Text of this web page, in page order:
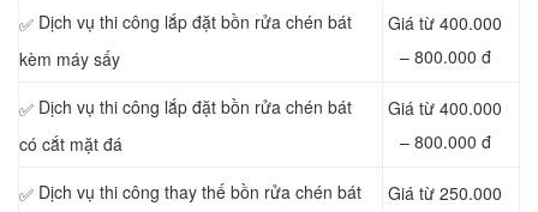
✅ Dịch vụ thi công lắp đặt bồn rửa chén bát
kèm máy sấy
Giá từ 400.000
– 800.000 đ
✅ Dịch vụ thi công lắp đặt bồn rửa chén bát
có cắt mặt đá
Giá từ 400.000
– 800.000 đ
✅ Dịch vụ thi công thay thế bồn rửa chén bát
Giá từ 250.000